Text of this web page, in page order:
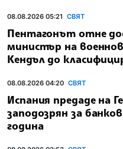
08.08.2026 05:21 СВЯТ
Пентагонът отне
министър на
Кендъл до
08.08.2026 04:20 СВЯТ
Испания предаде на
заподозрян за
година